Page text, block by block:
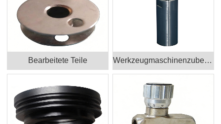
Bearbeitete Teile Werkzeugmaschinenzubehör